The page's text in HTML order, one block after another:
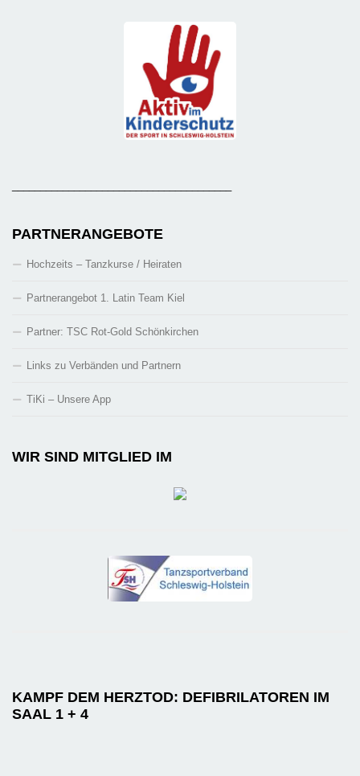
PARTNERANGEBOTE
Hochzeits – Tanzkurse / Heiraten
Partnerangebot 1. Latin Team Kiel
Partner: TSC Rot-Gold Schönkirchen
Links zu Verbänden und Partnern
TiKi – Unsere App
WIR SIND MITGLIED IM
KAMPF DEM HERZTOD: DEFIBRILATOREN IM
SAAL 1 + 4